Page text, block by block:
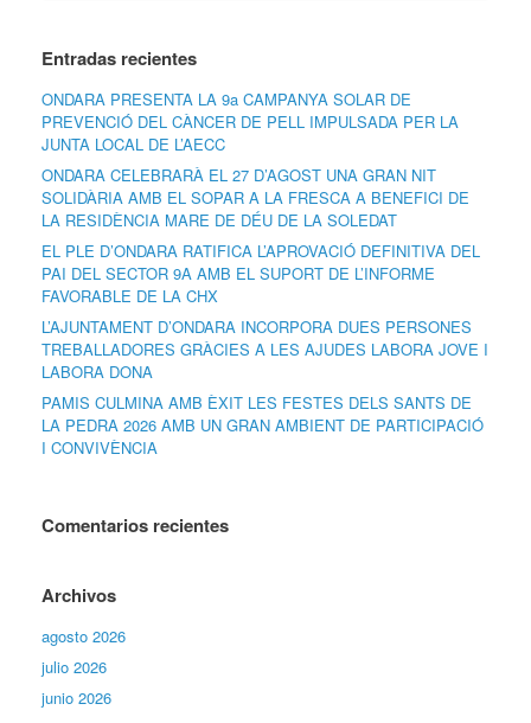
Entradas recientes
ONDARA PRESENTA LA 9a CAMPANYA SOLAR DE
PREVENCIÓ DEL CÀNCER DE PELL IMPULSADA PER LA
JUNTA LOCAL DE L’AECC
ONDARA CELEBRARÀ EL 27 D’AGOST UNA GRAN NIT
SOLIDÀRIA AMB EL SOPAR A LA FRESCA A BENEFICI DE
LA RESIDÈNCIA MARE DE DÉU DE LA SOLEDAT
EL PLE D’ONDARA RATIFICA L’APROVACIÓ DEFINITIVA DEL
PAI DEL SECTOR 9A AMB EL SUPORT DE L’INFORME
FAVORABLE DE LA CHX
L’AJUNTAMENT D’ONDARA INCORPORA DUES PERSONES
TREBALLADORES GRÀCIES A LES AJUDES LABORA JOVE I
LABORA DONA
PAMIS CULMINA AMB ÈXIT LES FESTES DELS SANTS DE
LA PEDRA 2026 AMB UN GRAN AMBIENT DE PARTICIPACIÓ
I CONVIVÈNCIA
Comentarios recientes
Archivos
agosto 2026
julio 2026
junio 2026